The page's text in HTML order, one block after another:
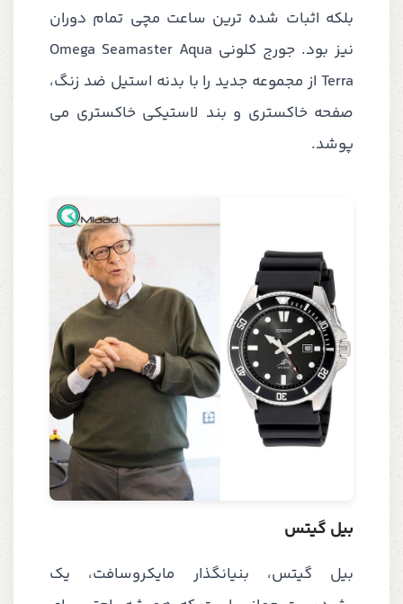
بلکه اثبات شده ترین ساعت مچی تمام دوران
نیز بود. جورج کلونی Omega Seamaster Aqua
Terra از مجموعه جدید را با بدنه استیل ضد زنگ،
صفحه خاکستری و بند لاستیکی خاکستری می
پوشد.
بیل گیتس
بیل گیتس، بنیانگذار مایکروسافت، یک